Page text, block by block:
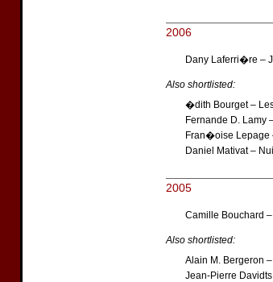
2006
Dany Laferri�re –
Also shortlisted:
�dith Bourget –
Fernande D. Lamy
Fran�oise Lepage
Daniel Mativat –
2005
Camille Bouchard
Also shortlisted:
Alain M. Bergeron
Jean-Pierre